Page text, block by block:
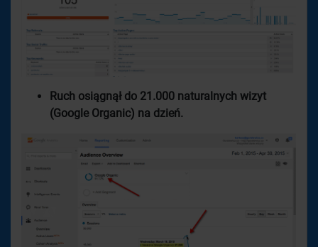
Ruch osiągnął do 21.000 naturalnych wizyt
(Google Organic) na dzień.